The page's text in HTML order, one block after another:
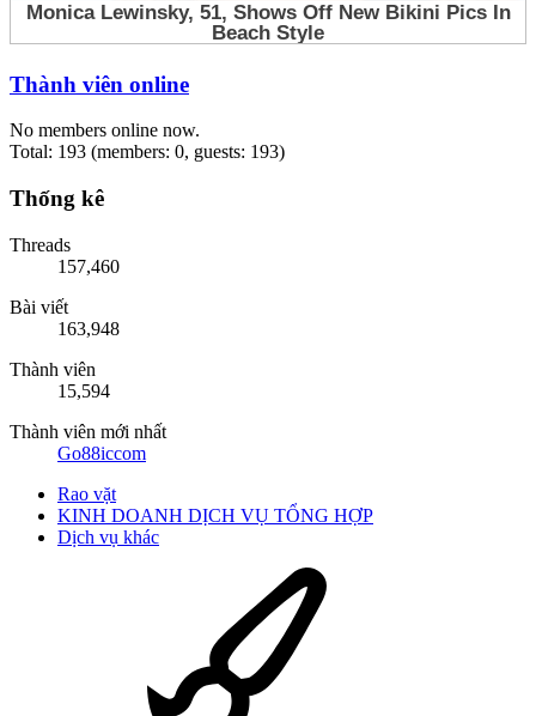
Thành viên online
No members online now.
Total: 193 (members: 0, guests: 193)
Thống kê
Threads
157,460
Bài viết
163,948
Thành viên
15,594
Thành viên mới nhất
Go88iccom
Rao vặt
KINH DOANH DỊCH VỤ TỔNG HỢP
Dịch vụ khác